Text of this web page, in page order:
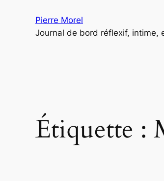
Pierre Morel
Journal de bord réflexif, intime,
Étiquette :